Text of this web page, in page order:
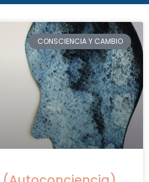
CONSCIENCIA Y CAMBIO